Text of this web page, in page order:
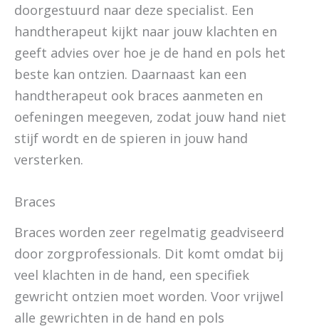
doorgestuurd naar deze specialist. Een
handtherapeut kijkt naar jouw klachten en
geeft advies over hoe je de hand en pols het
beste kan ontzien. Daarnaast kan een
handtherapeut ook braces aanmeten en
oefeningen meegeven, zodat jouw hand niet
stijf wordt en de spieren in jouw hand
versterken.
Braces
Braces worden zeer regelmatig geadviseerd
door zorgprofessionals. Dit komt omdat bij
veel klachten in de hand, een specifiek
gewricht ontzien moet worden. Voor vrijwel
alle gewrichten in de hand en pols